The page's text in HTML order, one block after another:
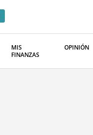
MIS
FINANZAS
OPINIÓN